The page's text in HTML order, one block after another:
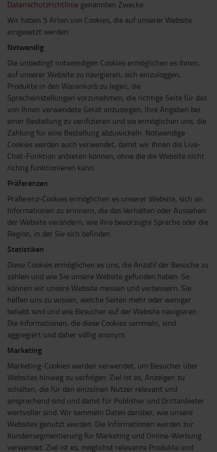
Datenschutzrichtlinie genannten Zwecke.
Wir haben 5 Arten von Cookies, die auf unserer Website
eingesetzt werden:
Notwendig
Die unbedingt notwendigen Cookies ermöglichen es Ihnen,
auf unserer Website zu navigieren, sich einzuloggen,
Produkte in den Warenkorb zu legen, die
Spracheinstellungen vorzunehmen, die richtige Seite für das
von Ihnen verwendete Gerät anzuzeigen, Ihre Angaben bei
einer Bestellung zu verifizieren und sie ermöglichen uns, die
Zahlung für eine Bestellung abzuwickeln. Notwendige
Cookies werden auch verwendet, damit wir Ihnen die Live-
Chat-Funktion anbieten können, ohne die die Website nicht
richtig funktionieren kann.
Präferenzen
Präferenz-Cookies ermöglichen es unserer Website, sich an
Informationen zu erinnern, die das Verhalten oder Aussehen
der Website verändern, wie Ihre bevorzugte Sprache oder die
Region, in der Sie sich befinden.
Statistiken
Diese Cookies ermöglichen es uns, die Anzahl der Besuche zu
zählen und wie Sie unsere Website gefunden haben. So
können wir unsere Website messen und verbessern. Sie
helfen uns zu wissen, welche Seiten mehr oder weniger
beliebt sind und wie Besucher auf der Website navigieren.
Die Informationen, die diese Cookies sammeln, sind
aggregiert und daher völlig anonym.
Marketing
Marketing-Cookies werden verwendet, um Besucher über
Websites hinweg zu verfolgen. Ziel ist es, Anzeigen zu
schalten, die für den einzelnen Nutzer relevant und
ansprechend sind und damit für Publisher und Drittanbieter
wertvoller sind. Wir sammeln Daten darüber, wie unsere
Websites genutzt werden. Die Informationen werden zur
Kundensegmentierung für Marketing und Online-Werbung
verwendet. Ziel ist es, möglichst relevante Produkte und